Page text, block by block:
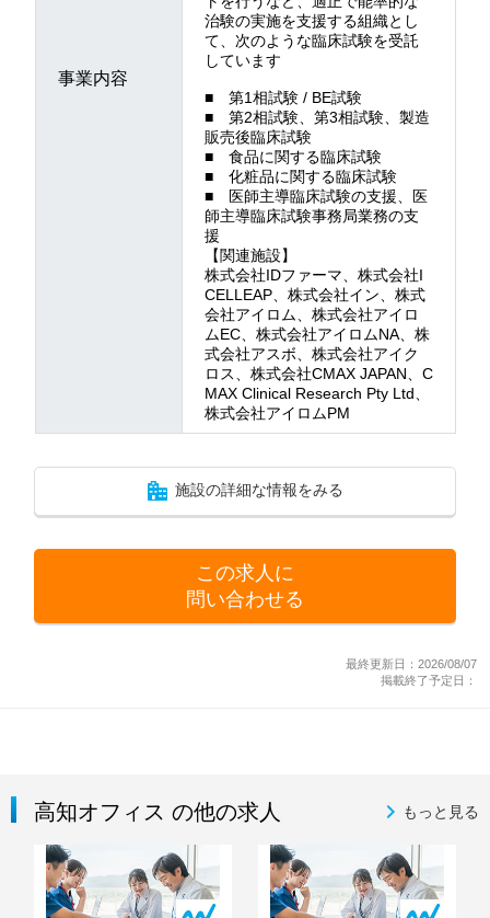
事業内容
治験の実施を支援する組織とし
て、次のような臨床試験を受託
しています
■ 第1相試験 / BE試験
■ 第2相試験、第3相試験、製造
販売後臨床試験
■ 食品に関する臨床試験
■ 化粧品に関する臨床試験
■ 医師主導臨床試験の支援、医
師主導臨床試験事務局業務の支
援
【関連施設】
株式会社IDファーマ、株式会社I
CELLEAP、株式会社イン、株式
会社アイロム、株式会社アイロ
ムEC、株式会社アイロムNA、株
式会社アスボ、株式会社アイク
ロス、株式会社CMAX JAPAN、C
MAX Clinical Research Pty Ltd、
株式会社アイロムPM
施設の詳細な情報をみる
この求人に
問い合わせる
最終更新日：2026/08/07
掲載終了予定日：
高知オフィス の他の求人 もっと見る